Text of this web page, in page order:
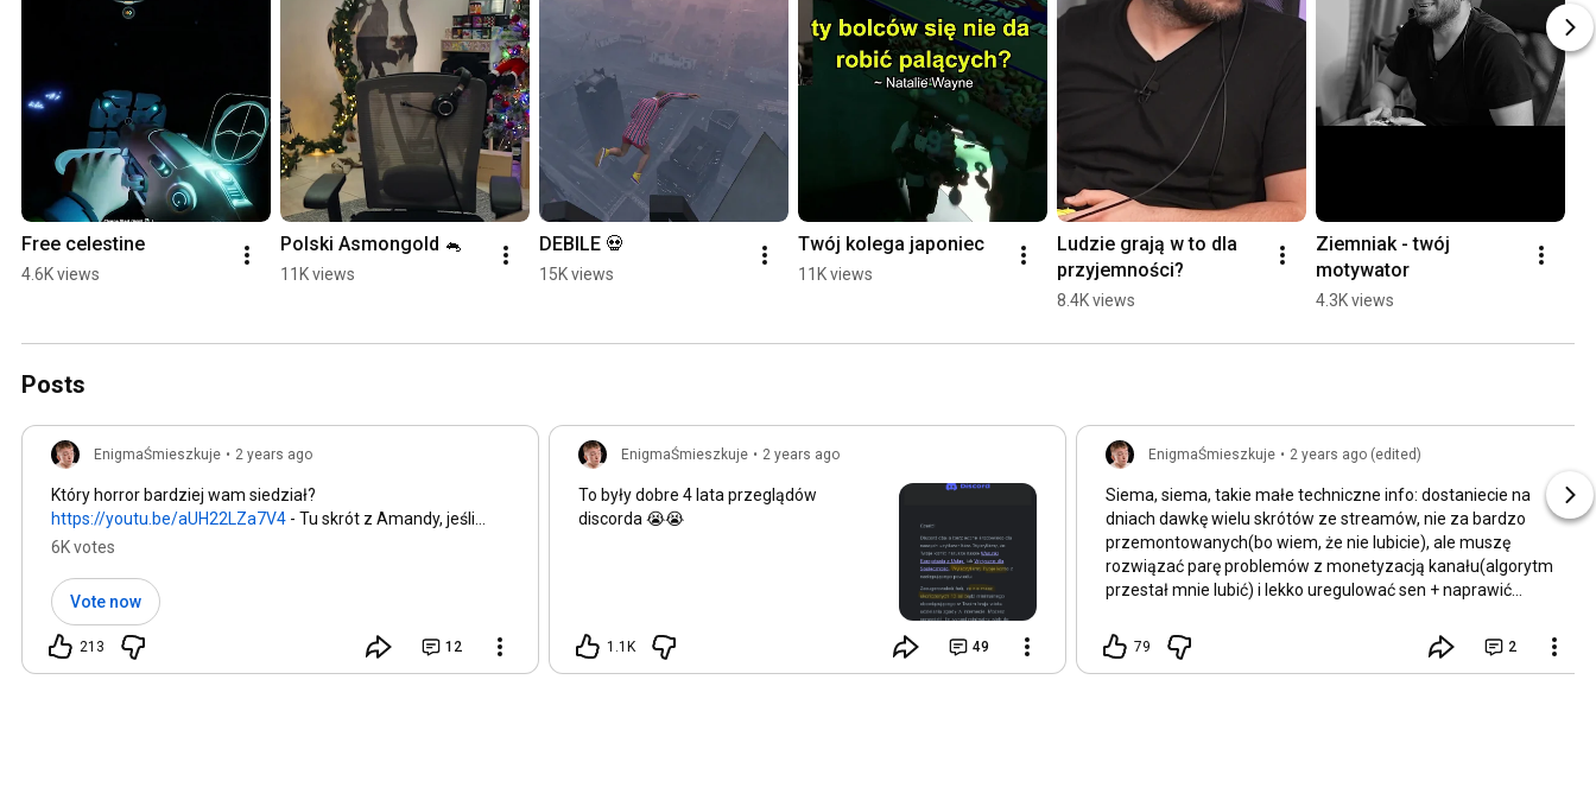
Free celestine
4.6K views
Polski Asmongold 🐁
11K views
DEBILE 💀
15K views
Twój kolega japoniec
11K views
Ludzie grają w to dla
przyjemności?
8.4K views
Ziemniak - twój
motywator
4.3K views
Posts
EnigmaŚmieszkuje • 2 years ago
Który horror bardziej wam siedział?
https://youtu.be/aUH22LZa7V4 - Tu skrót z Amandy, jeśli
jeszcze nie widzieliście
6K votes
Vote now
213 12
EnigmaŚmieszkuje • 2 years ago
To były dobre 4 lata przeglądów
discorda 😭😭
1.1K 49
EnigmaŚmieszkuje • 2 years ago (edited)
Siema, siema, takie małe techniczne info: dostaniecie na
dniach dawkę wielu skrótów ze streamów, nie za bardzo
przemontowanych(bo wiem, że nie lubicie), ale muszę
rozwiązać parę problemów z monetyzacją kanału(algorytm
przestał mnie lubić) i lekko uregulować sen + naprawić
momentu kiedy wleci następny skrót, filmy powinny pojawiać
się codziennie, a czasami nawet parę razy dziennie,
79 2